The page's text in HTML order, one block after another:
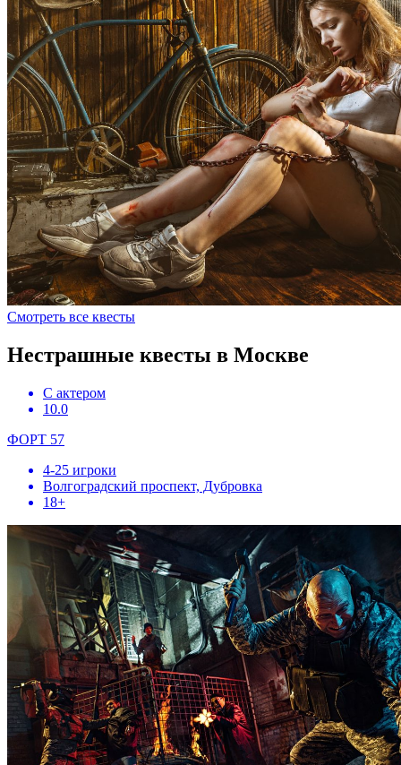
Смотреть все квесты
Нестрашные квесты в Москве
С актером
10.0
ФОРТ 57
4-25 игроки
Волгоградский проспект, Дубровка
18+